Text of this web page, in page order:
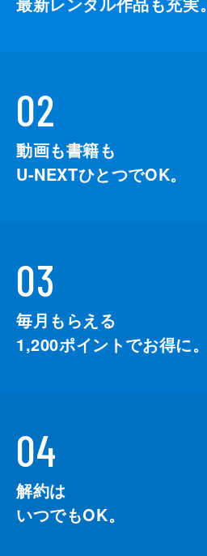
02
動画も書籍も
U-NEXTひとつでOK。
03
毎月もらえる
1,200ポイントでお得に。
04
解約は
いつでもOK。